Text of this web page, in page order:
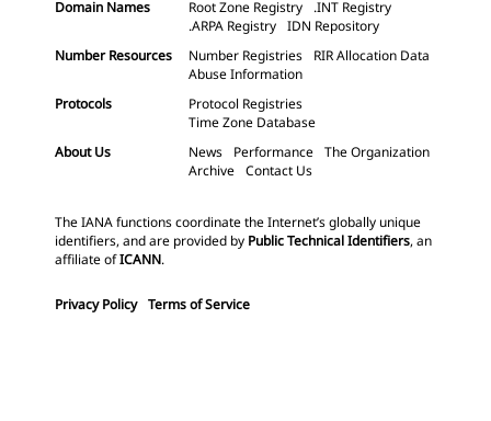
Domain Names Root Zone Registry
.INT Registry
.ARPA Registry IDN Repository
Number Resources
Number Registries
RIR Allocation Data
Abuse Information
Protocols
Protocol Registries
Time Zone Database
About Us
News Performance The Organization
Archive Contact Us
The IANA functions coordinate the Internet’s globally unique
identifiers, and are provided by Public Technical Identifiers, an
affiliate ofICANN.
Privacy Policy Terms of Service